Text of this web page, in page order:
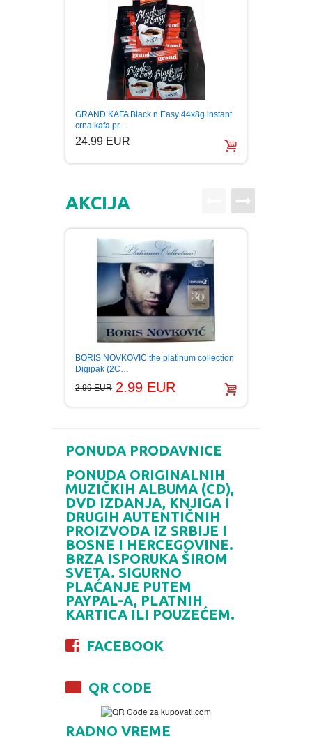
PUBLICISTIKA
PUTOPISI
STRIP
TEORIJE ZAVERE
TINEJDŽ
TRILERI
UMETNOST
GRAND KAFA Black n Easy 44x8g instant
crna kafa pr…
24.99 EUR
AKCIJA
BORIS NOVKOVIC the platinum collection
Digipak (2C…
2.99 EUR 2.99 EUR
PONUDA PRODAVNICE
PONUDA ORIGINALNIH
MUZIČKIH ALBUMA (CD),
DVD IZDANJA, KNJIGA I
DRUGIH AUTENTIČNIH
PROIZVODA IZ SRBIJE I
BOSNE I HERCEGOVINE.
BRZA ISPORUKA ŠIROM
SVETA. SIGURNO
PLAĆANJE PUTEM
PAYPAL-A, PLATNIH
KARTICA ILI POUZEĆEM.
FACEBOOK
QR CODE
RADNO VREME